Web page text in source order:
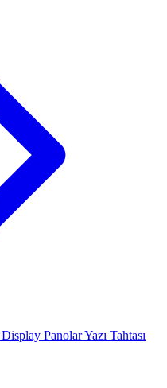
Display PanolarYazı Tahtası